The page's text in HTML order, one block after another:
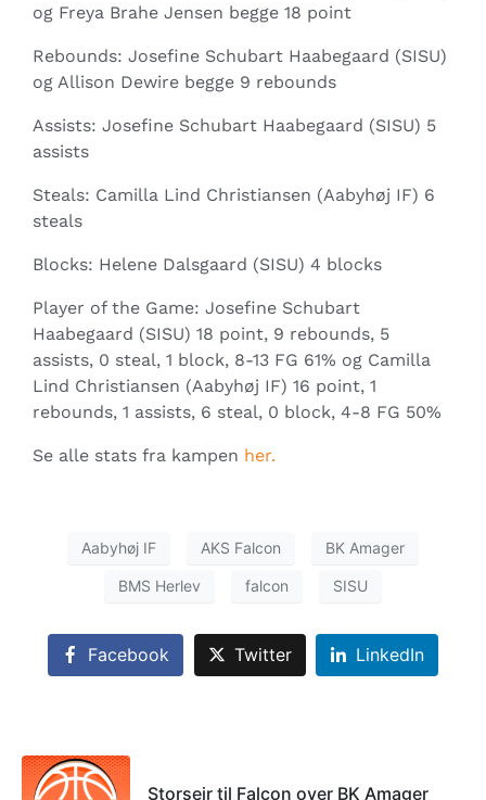
og Freya Brahe Jensen begge 18 point
Rebounds: Josefine Schubart Haabegaard (SISU)
og Allison Dewire begge 9 rebounds
Assists: Josefine Schubart Haabegaard (SISU) 5
assists
Steals: Camilla Lind Christiansen (Aabyhøj IF) 6
steals
Blocks: Helene Dalsgaard (SISU) 4 blocks
Player of the Game: Josefine Schubart
Haabegaard (SISU) 18 point, 9 rebounds, 5
assists, 0 steal, 1 block, 8-13 FG 61% og Camilla
Lind Christiansen (Aabyhøj IF) 16 point, 1
rebounds, 1 assists, 6 steal, 0 block, 4-8 FG 50%
Se alle stats fra kampen her.
Aabyhøj IF AKS Falcon BK Amager
BMS Herlev falcon SISU
Facebook Twitter LinkedIn
Storsejr til Falcon over BK Amager